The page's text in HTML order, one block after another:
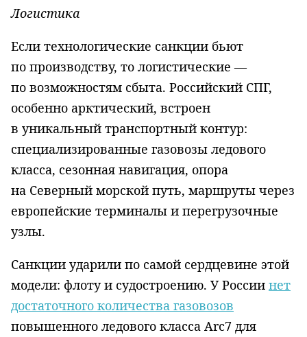
Логистика
Если технологические санкции бьют
по производству, то логистические —
по возможностям сбыта. Российский СПГ,
особенно арктический, встроен
в уникальный транспортный контур:
специализированные газовозы ледового
класса, сезонная навигация, опора
на Северный морской путь, маршруты через
европейские терминалы и перегрузочные
узлы.
Санкции ударили по самой сердцевине этой
модели: флоту и судостроению. У России нет
достаточного количества газовозов
повышенного ледового класса Arc7 для